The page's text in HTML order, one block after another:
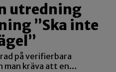
utredning
”Ska inte
på verifierbara
man kräva att en…